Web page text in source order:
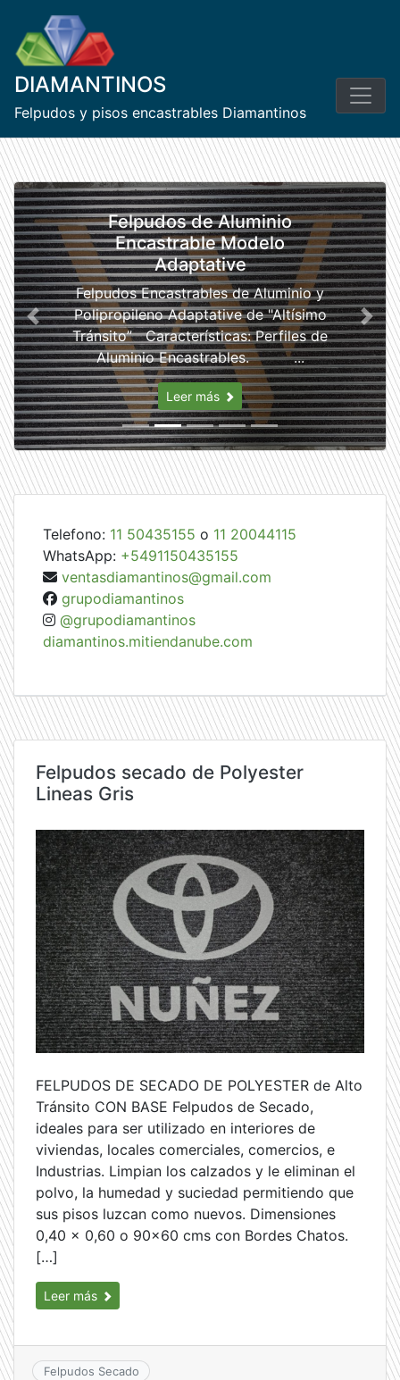
content
DIAMANTINOS
Felpudos y pisos encastrables Diamantinos
Felpudos de Aluminio
Encastrable Modelo
Adaptative
Felpudos Encastrables de Aluminio y
Polipropileno Adaptative de "Altísimo
Tránsito” Características: Perfiles de
Aluminio Encastrables. ...
Leer más
Previous Next
Telefono: 11 50435155 o 11 20044115
WhatsApp: +5491150435155
ventasdiamantinos@gmail.com
grupodiamantinos
@grupodiamantinos
diamantinos.mitiendanube.com
Felpudos secado de Polyester
Lineas Gris
FELPUDOS DE SECADO DE POLYESTER de Alto
Tránsito CON BASE Felpudos de Secado,
ideales para ser utilizado en interiores de
viviendas, locales comerciales, comercios, e
Industrias. Limpian los calzados y le eliminan el
polvo, la humedad y suciedad permitiendo que
sus pisos luzcan como nuevos. Dimensiones
0,40 x 0,60 o 90×60 cms con Bordes Chatos.
[…]
Leer más
Felpudos Secado